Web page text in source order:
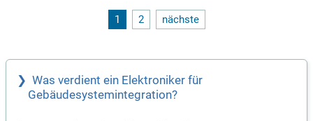
es Teams und gestalte deine Zukunft mit uns – wir freuen u
ns auf deine Bewerbung!
1 2 nächste
Was verdient ein Elektroniker für
Gebäudesystemintegration?